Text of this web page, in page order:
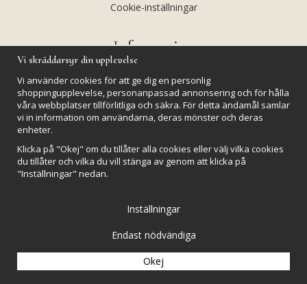
Cookie-inställningar
Information
Kalendarium
Nyheter
Kristaller och fairtrade
Rena & Ladda kristaller
Vi skräddarsyr din upplevelse
Vi använder cookies för att ge dig en personlig
shoppingupplevelse, personanpassad annonsering och för hålla
våra webbplatser tillförlitliga och säkra. För detta ändamål samlar
vi in information om användarna, deras mönster och deras
enheter.
Klicka på "Okej" om du tillåter alla cookies eller välj vilka cookies
du tillåter och vilka du vill stänga av genom att klicka på
"Inställningar" nedan.
Inställningar
Endast nödvändiga
Okej